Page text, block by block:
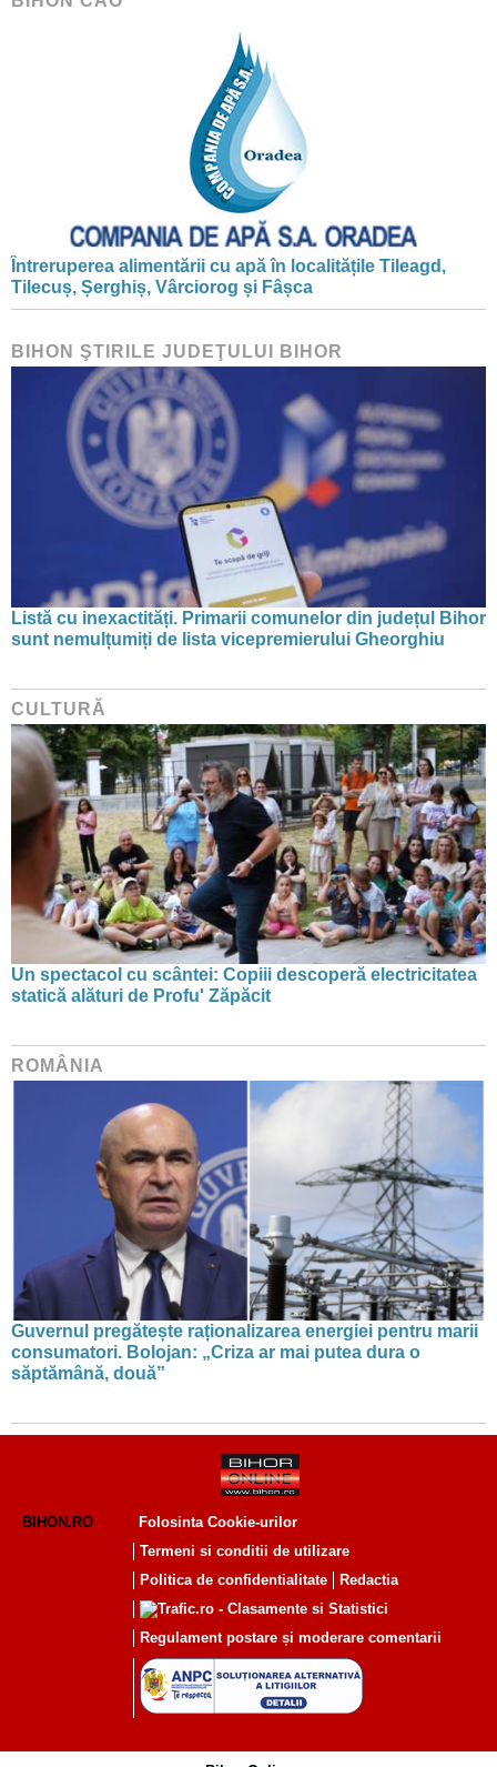
Întreruperea alimentării cu apă în localitățile Tileagd,
Tilecuș, Șerghiș, Vârciorog și Fâșca
BIHON ŞTIRILE JUDEŢULUI BIHOR
Listă cu inexactități. Primarii comunelor din județul Bihor
sunt nemulțumiți de lista vicepremierului Gheorghiu
CULTURĂ
Un spectacol cu scântei: Copiii descoperă electricitatea
statică alături de Profu' Zăpăcit
ROMÂNIA
Guvernul pregătește raționalizarea energiei pentru marii
consumatori. Bolojan: „Criza ar mai putea dura o
săptămână, două”
BIHON.RO
Folosinta Cookie-urilor
Termeni si conditii de utilizare
Politica de confidentialitate
Redactia
Regulament postare și moderare comentarii